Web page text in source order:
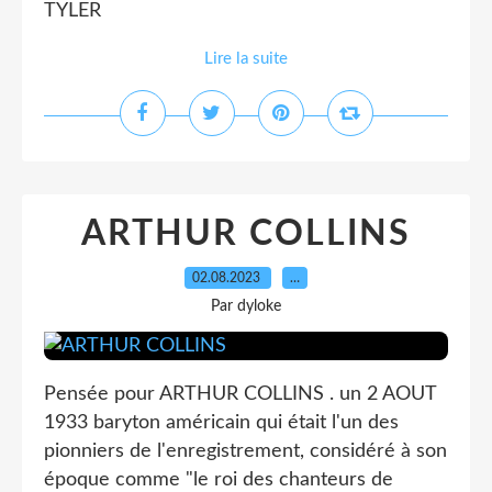
TYLER
Lire la suite
ARTHUR COLLINS
02.08.2023 …
Par dyloke
Pensée pour ARTHUR COLLINS . un 2 AOUT
1933 baryton américain qui était l'un des
pionniers de l'enregistrement, considéré à son
époque comme "le roi des chanteurs de